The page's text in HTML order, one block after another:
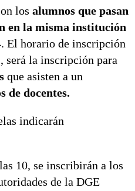
los alumnos que pasan
en la misma institución
El horario de inscripción
será la inscripción para
que asisten a un
de docentes.
indicarán
10, se inscribirán a los
de la DGE